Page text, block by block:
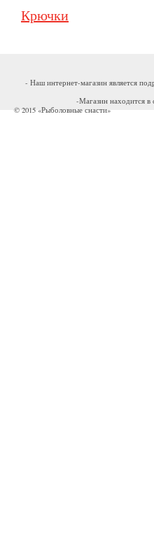
Крючки
- Наш интернет-магазин является
-Магазин находится в
© 2015 «Рыболовные снасти»